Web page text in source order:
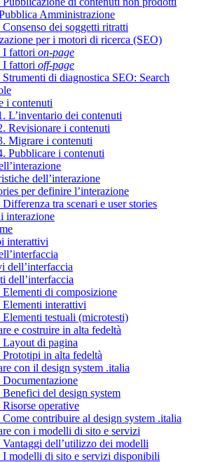
Amministrazione
dei soggetti ritratti
per i motori di ricerca (SEO)
I fattori on-page
I fattori off-page
di diagnostica SEO: Search
i contenuti
L’inventario dei contenuti
Revisionare i contenuti
Migrare i contenuti
Pubblicare i contenuti
dell’interazione
per definire l’interazione
Differenza tra scenari e user stories
interazione
interattivi
dell’interfaccia
dell’interfaccia
Elementi di composizione
Elementi interattivi
Elementi testuali (microtesti)
e costruire in alta fedeltà
Layout di pagina
Prototipi in alta fedeltà
con il design system .italia
Documentazione
Benefici del design system
operative
Come contribuire al design system .italia
con i modelli di sito e servizi
Vantaggi dell’utilizzo dei modelli
I modelli di sito e servizi disponibili